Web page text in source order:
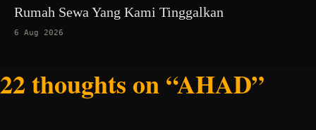
Rumah Sewa Yang Kami Tinggalkan
6 Aug 2026
22 thoughts on “AHAD”